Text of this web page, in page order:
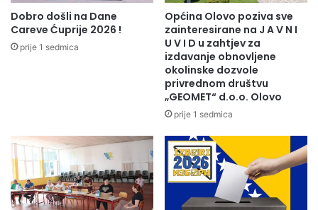
Dobro došli na Dane
Careve Ćuprije 2026 !
prije 1 sedmica
Općina Olovo poziva sve
zainteresirane na J A V N I
U V I D u zahtjev za
izdavanje obnovljene
okolinske dozvole
privrednom društvu
„GEOMET“ d.o.o. Olovo
prije 1 sedmica